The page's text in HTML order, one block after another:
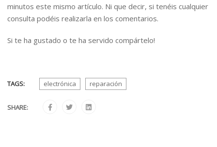
minutos este mismo artículo. Ni que decir, si tenéis cualquier
consulta podéis realizarla en los comentarios.
Si te ha gustado o te ha servido compártelo!
TAGS: electrónica reparación
SHARE: